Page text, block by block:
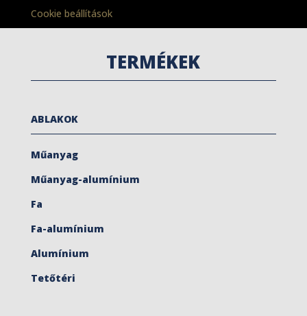
Cookie beállítások
TERMÉKEK
ABLAKOK
Műanyag
Műanyag-alumínium
Fa
Fa-alumínium
Alumínium
Tetőtéri